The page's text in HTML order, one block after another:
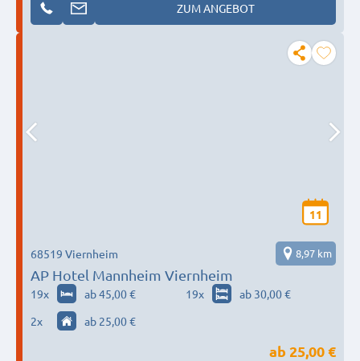
ZUM ANGEBOT
11
AP Hotel Mannheim Viernheim
68519 Viernheim 8,97 km
19x ab 45,00 € 19x
ab 30,00 €
2x ab 25,00 €
ab 25,00 €